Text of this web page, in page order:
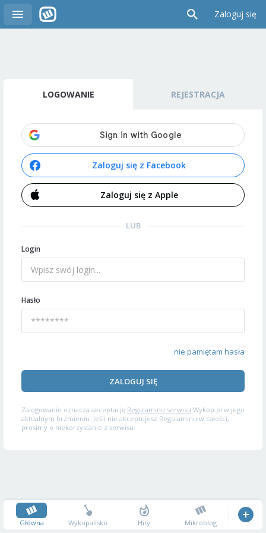
Zaloguj się
LOGOWANIE REJESTRACJA
Zaloguj się z Facebook
Zaloguj się z Apple
LUB
Login
Hasło
nie pamiętam hasła
ZALOGUJ SIĘ
Zalogowanie oznacza akceptację Regulaminu serwisu Wykop.pl w jego
aktualnym brzmieniu. Jeśli nie akceptujesz Regulaminu w całości,
prosimy o niekorzystanie z serwisu.
Główna Wykopalisko Hity Mikroblog